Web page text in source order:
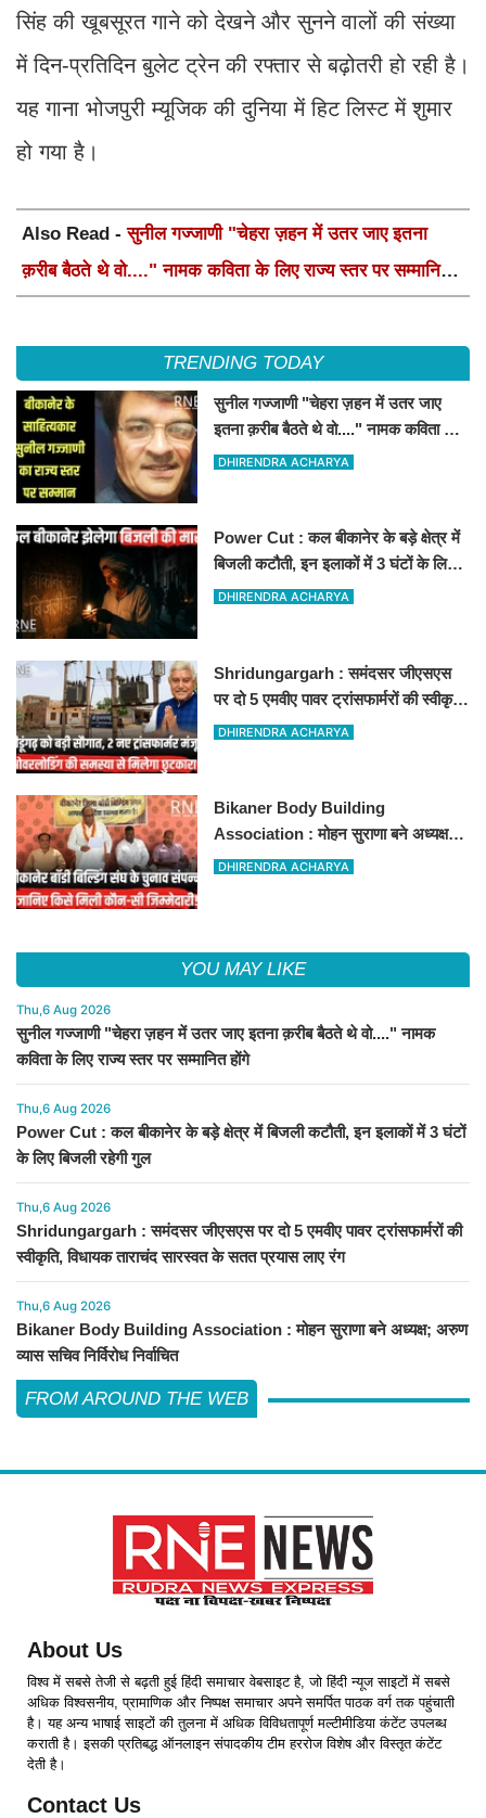
सिंह की खूबसूरत गाने को देखने और सुनने वालों की संख्या
में दिन-प्रतिदिन बुलेट ट्रेन की रफ्तार से बढ़ोतरी हो रही है।
यह गाना भोजपुरी म्यूजिक की दुनिया में हिट लिस्ट में शुमार
हो गया है।
Also Read -सुनील गज्जाणी "चेहरा ज़हन में उतर जाए इतना
क़रीब बैठते थे वो...." नामक कविता के लिए राज्य स्तर पर सम्मानित
TRENDING TODAY
सुनील गज्जाणी "चेहरा ज़हन में उतर जाए
इतना क़रीब बैठते थे वो...." नामक कविता के
लिए राज्य स्तर पर सम्मानित होंगे
DHIRENDRA ACHARYA
Power Cut : कल बीकानेर के बड़े क्षेत्र में
बिजली कटौती, इन इलाकों में 3 घंटों के लिए
बिजली रहेगी गुल
DHIRENDRA ACHARYA
Shridungargarh : समंदसर जीएसएस
पर दो 5 एमवीए पावर ट्रांसफार्मरों की स्वीकृति,
विधायक ताराचंद सारस्वत के सतत प्रयास
DHIRENDRA ACHARYA
Bikaner Body Building
Association : मोहन सुराणा बने अध्यक्ष;
अरुण व्यास सचिव निर्विरोध निर्वाचित
DHIRENDRA ACHARYA
YOU MAY LIKE
Thu,6 Aug 2026
सुनील गज्जाणी "चेहरा ज़हन में उतर जाए इतना क़रीब बैठते थे वो...." नामक
कविता के लिए राज्य स्तर पर सम्मानित होंगे
Thu,6 Aug 2026
Power Cut : कल बीकानेर के बड़े क्षेत्र में बिजली कटौती, इन इलाकों में 3 घंटों
के लिए बिजली रहेगी गुल
Thu,6 Aug 2026
Shridungargarh : समंदसर जीएसएस पर दो 5 एमवीए पावर ट्रांसफार्मरों की
स्वीकृति, विधायक ताराचंद सारस्वत के सतत प्रयास लाए रंग
Thu,6 Aug 2026
Bikaner Body Building Association : मोहन सुराणा बने अध्यक्ष; अरुण
व्यास सचिव निर्विरोध निर्वाचित
FROM AROUND THE WEB
About Us
विश्व में सबसे तेजी से बढ़ती हुई हिंदी समाचार वेबसाइट है, जो हिंदी न्यूज साइटों में सबसे
अधिक विश्वसनीय, प्रामाणिक और निष्पक्ष समाचार अपने समर्पित पाठक वर्ग तक पहुंचाती
है। यह अन्य भाषाई साइटों की तुलना में अधिक विविधतापूर्ण मल्टीमीडिया कंटेंट उपलब्ध
कराती है। इसकी प्रतिबद्ध ऑनलाइन संपादकीय टीम हररोज विशेष और विस्तृत कंटेंट
देती है।
Contact Us